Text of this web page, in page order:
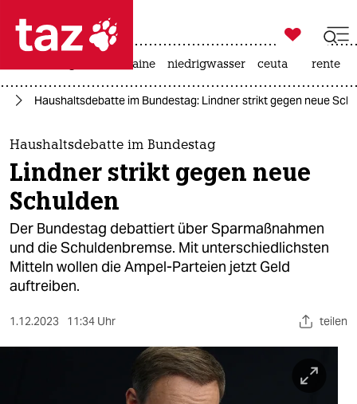
 taz zahl ich
taz zahl ich
themen
politik
öko
gesellschaft
kultur
sport

taz zahl ich
krieg in der ukraine niedrigwasser ceuta rente
Haushaltsdebatte im Bundestag: Lindner strikt gegen neue
Haushaltsdebatte im Bundestag
Lindner strikt gegen neue
Schulden
Der Bundestag debattiert über Sparmaßnahmen
und die Schuldenbremse. Mit unterschiedlichsten
Mitteln wollen die Ampel-Parteien jetzt Geld
auftreiben.
1.12.2023 11:34 Uhr teilen